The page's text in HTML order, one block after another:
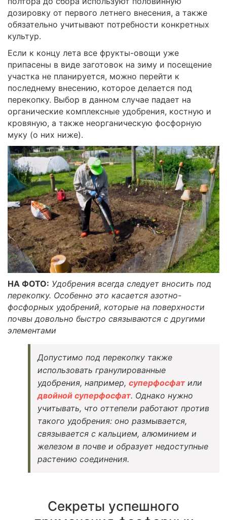
дозировку от первого летнего внесения, а также
обязательно учитывают потребности конкретных
культур.
Если к концу лета все фрукты-овощи уже
припасены в виде заготовок на зиму и посещение
участка не планируется, можно перейти к
последнему внесению, которое делается под
перекопку. Выбор в данном случае падает на
органические комплексные удобрения, костную и
кровяную, а также неорганическую фосфорную
муку (о них ниже).
НА ФОТО: Удобрения всегда следует вносить под
перекопку. Особенно это касается азотно-
фосфорных удобрений, которые на поверхности
почвы довольно быстро связываются с другими
элементами
Допустимо под перекопку также
использовать гранулированные
удобрения, например, суперфосфат или
двойной суперфосфат. Однако нужно
учитывать, что оттепели работают против
такого удобрения: оно размывается,
связывается с кальцием, алюминием и
железом в почве и образует недоступные
растению соединения.
Секреты успешного